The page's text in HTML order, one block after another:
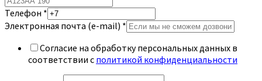
Телефон *
Электронная почта (e-mail) *
Согласие на обработку персональных данных в
соответствии с политикой конфиденциальности